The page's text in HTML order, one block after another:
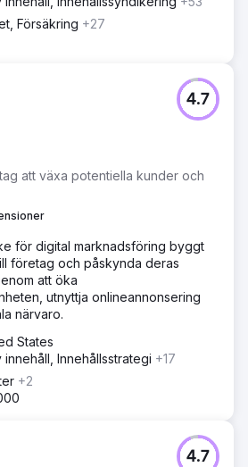
Försäkring +27
att växa potentiella kunder och
4.7
för digital marknadsföring byggt
företag och påskynda deras
att öka
utnyttja onlineannonsering
närvaro.
States
Innehållsstrategi +17
+2
4.7